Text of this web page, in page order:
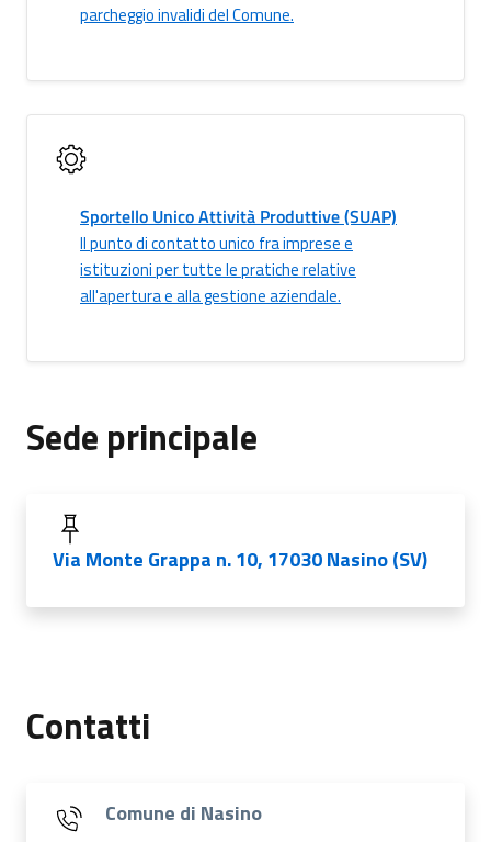
parcheggio invalidi del Comune.
Sportello Unico Attività Produttive (SUAP)
Il punto di contatto unico fra imprese e
istituzioni per tutte le pratiche relative
all'apertura e alla gestione aziendale.
Sede principale
Via Monte Grappa n. 10, 17030 Nasino (SV)
Contatti
Comune di Nasino